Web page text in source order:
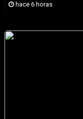
hace 6 horas